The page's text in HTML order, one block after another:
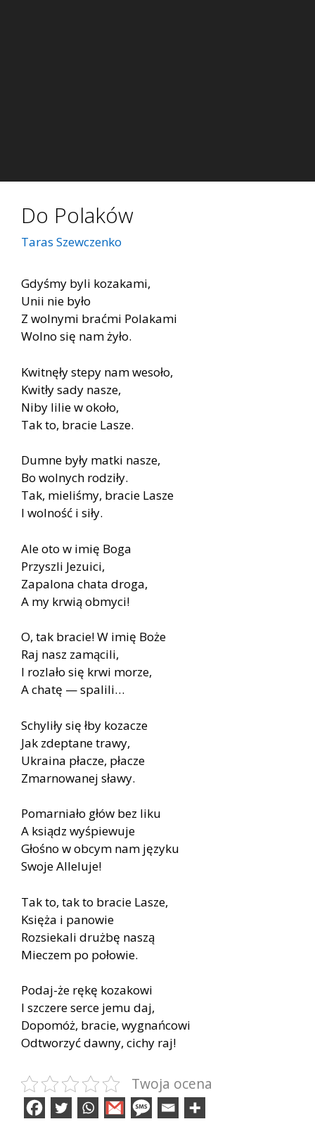
Do Polaków
Taras Szewczenko
Gdy­śmy byli ko­za­ka­mi,
Unii nie było
Z wol­ny­mi brać­mi Po­la­ka­mi
Wol­no się nam żyło.
Kwit­nę­ły ste­py nam we­so­ło,
Kwi­tły sady na­sze,
Niby li­lie w oko­ło,
Tak to, bra­cie La­sze.
Dum­ne były mat­ki na­sze,
Bo wol­nych ro­dzi­ły.
Tak, mie­li­śmy, bra­cie La­sze
I wol­ność i siły.
Ale oto w imię Boga
Przy­szli Je­zu­ici,
Za­pa­lo­na cha­ta dro­ga,
A my krwią ob­my­ci!
O, tak bra­cie! W imię Boże
Raj nasz za­mą­ci­li,
I roz­la­ło się krwi mo­rze,
A cha­tę — spa­li­li…
Schy­li­ły się łby ko­za­cze
Jak zdep­ta­ne tra­wy,
Ukra­ina pła­cze, pła­cze
Zmar­no­wa­nej sła­wy.
Po­mar­nia­ło głów bez liku
A ksiądz wy­śpie­wu­je
Gło­śno w ob­cym nam ję­zy­ku
Swo­je Al­le­lu­je!
Tak to, tak to bra­cie La­sze,
Księ­ża i pa­no­wie
Roz­sie­ka­li druż­bę na­szą
Mie­czem po po­ło­wie.
Po­daj-że rękę ko­za­ko­wi
I szcze­re ser­ce jemu daj,
Do­po­móż, bra­cie, wy­gnań­co­wi
Od­two­rzyć daw­ny, ci­chy raj!
Twoja ocena